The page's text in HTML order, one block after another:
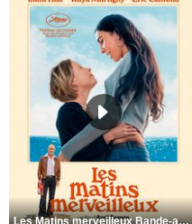
Les Matins merveilleux Bande-annonce VF